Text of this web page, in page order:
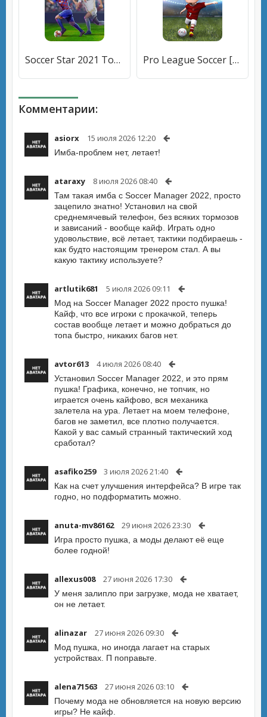
Soccer Star 2021 Top Leagues: футбольная игра [Много монет] Pro League Soccer [Много монет]
Комментарии:
asiorx 15 июля 2026 12:20
Имба-проблем нет, летает!
ataraxy 8 июля 2026 08:40
Там такая имба с Soccer Manager 2022, просто
зацепило знатно! Установил на свой
среднемячевый телефон, без всяких тормозов
и зависаний - вообще кайф. Играть одно
удовольствие, всё летает, тактики подбираешь -
как будто настоящим тренером стал. А вы
какую тактику используете?
artlutik681 5 июля 2026 09:11
Мод на Soccer Manager 2022 просто пушка!
Кайф, что все игроки с прокачкой, теперь
состав вообще летает и можно добраться до
топа быстро, никаких багов нет.
avtor613 4 июля 2026 08:40
Установил Soccer Manager 2022, и это прям
пушка! Графика, конечно, не топчик, но
играется очень кайфово, вся механика
залетела на ура. Летает на моем телефоне,
багов не заметил, все плотно получается.
Какой у вас самый странный тактический ход
сработал?
asafiko259 3 июля 2026 21:40
Как на счет улучшения интерфейса? В игре так
годно, но подформатить можно.
anuta-mv86162 29 июня 2026 23:30
Игра просто пушка, а моды делают её еще
более годной!
allexus008 27 июня 2026 17:30
У меня залипло при загрузке, мода не хватает,
он не летает.
alinazar 27 июня 2026 09:30
Мод пушка, но иногда лагает на старых
устройствах. П поправьте.
alena71563 27 июня 2026 03:10
Почему мода не обновляется на новую версию
игры? Не кайф.